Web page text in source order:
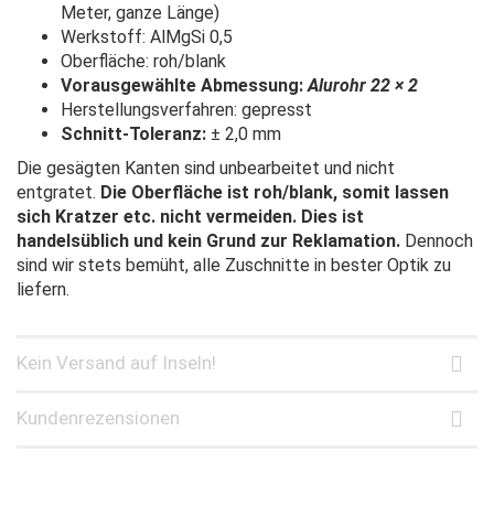
Meter, ganze Länge)
Werkstoff: AlMgSi 0,5
Oberfläche: roh/blank
Vorausgewählte Abmessung: Alurohr 22 × 2
Herstellungsverfahren: gepresst
Schnitt-Toleranz: ± 2,0 mm
Die gesägten Kanten sind unbearbeitet und nicht
entgratet. Die Oberfläche ist roh/blank, somit lassen
sich Kratzer etc. nicht vermeiden. Dies ist
handelsüblich und kein Grund zur Reklamation. Dennoch
sind wir stets bemüht, alle Zuschnitte in bester Optik zu
liefern.
Kein Versand auf Inseln!
Kundenrezensionen